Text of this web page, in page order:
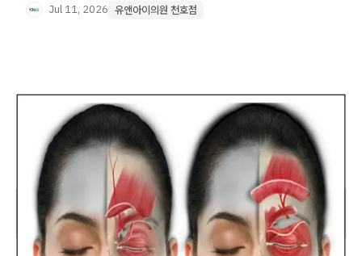
Jul 11, 2026 유앤아이의원 천호점